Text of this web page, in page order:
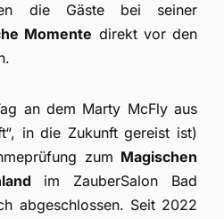
die Gäste bei seiner
Momente direkt vor den
an dem Marty McFly aus
in die Zukunft gereist ist)
zum Magischen
im ZauberSalon Bad
abgeschlossen. Seit 2022